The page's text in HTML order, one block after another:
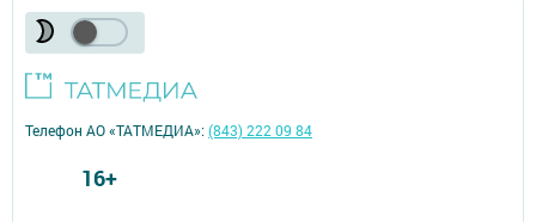
Телефон АО «ТАТМЕДИА»:(843) 222 09 84
16+